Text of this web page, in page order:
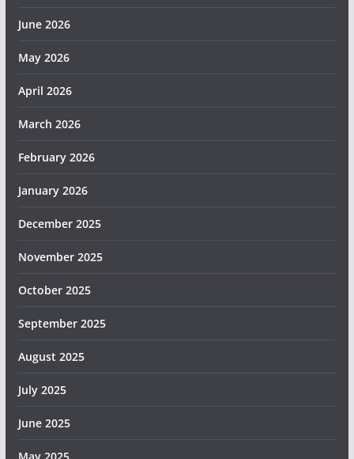
June 2026
May 2026
April 2026
March 2026
February 2026
January 2026
December 2025
November 2025
October 2025
September 2025
August 2025
July 2025
June 2025